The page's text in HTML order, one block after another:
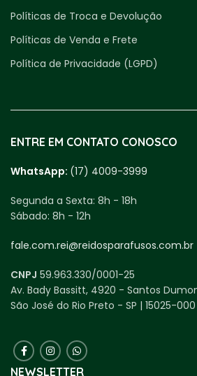
Políticas de Troca e Devolução
Políticas de Venda e Frete
Política de Privacidade (LGPD)
ENTRE EM CONTATO CONOSCO
WhatsApp: (17) 4009-3999
Segunda a Sexta: 8h - 18h
Sábado: 8h - 12h
fale.com.rei@reidosparafusos.com.br
CNPJ 59.963.330/0001-25
Av. Bady Bassitt, 4920 - Santos
São José do Rio Preto - SP | 15025-000
NEWSLETTER